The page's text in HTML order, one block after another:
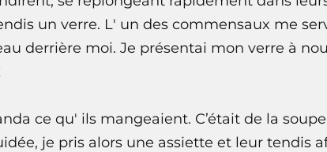
un verre. L' un des commensaux me
derrière moi. Je présentai mon verre à
ce qu' ils mangeaient. C’était de la
je pris alors une assiette et leur tendis